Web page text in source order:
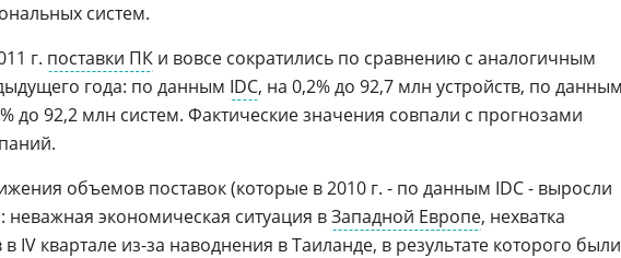
систем.
г. поставки ПК и вовсе сократились по сравнению с аналогичным
года: по данным IDC, на 0,2% до 92,7 млн устройств, по данным
до 92,2 млн систем. Фактические значения совпали с прогнозами
объемов поставок (которые в 2010 г. - по данным IDC - выросли
неважная экономическая ситуация вЗападной Европе, нехватка
в IV квартале из-за наводнения в Таиланде, в результате которого были